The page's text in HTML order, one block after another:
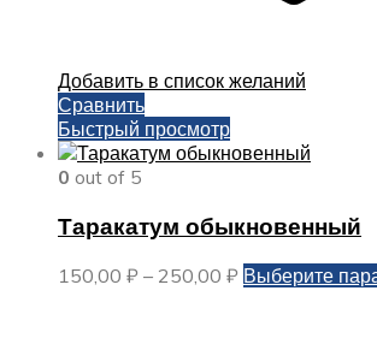
Добавить в список желаний
Сравнить
Быстрый просмотр
0 out of 5
Таракатум обыкновенный
150,00 ₽ – 250,00 ₽ Диапазон
Выберите